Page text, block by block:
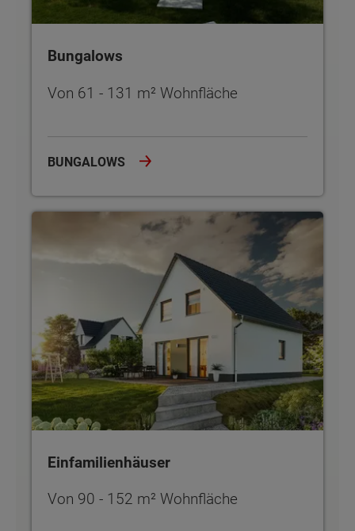
Bungalows
Von 61 - 131 m² Wohnfläche
BUNGALOWS
Einfamilienhäuser
Von 90 - 152 m² Wohnfläche